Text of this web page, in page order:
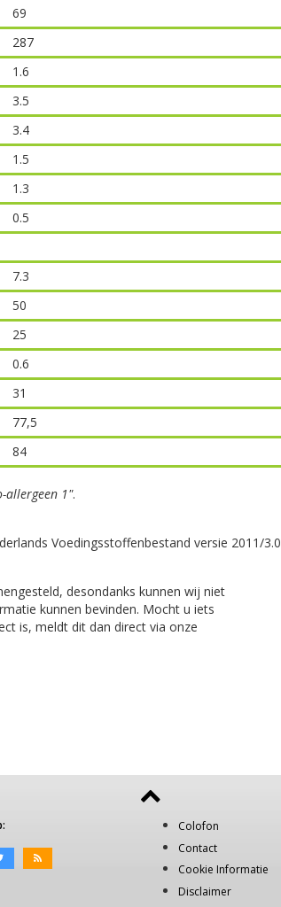
69
287
1.6
3.5
3.4
1.5
1.3
0.5
7.3
50
25
0.6
31
77,5
84
allergeen 1".
Voedingsstoffenbestand versie 2011/3.0
desondanks kunnen wij niet
kunnen bevinden. Mocht u iets
is, meldt dit dan direct via onze
Colofon
Contact
Cookie Informatie
Disclaimer